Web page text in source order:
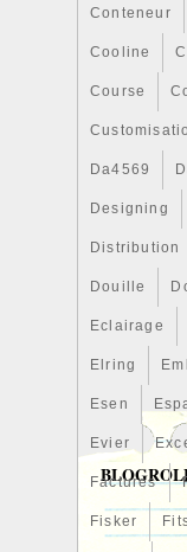
Conteneur
Cooline
Course
Da4569
Designing
Distribution
Douille
Eclairage
Elring
Esen
Evier
Factures
Fisker